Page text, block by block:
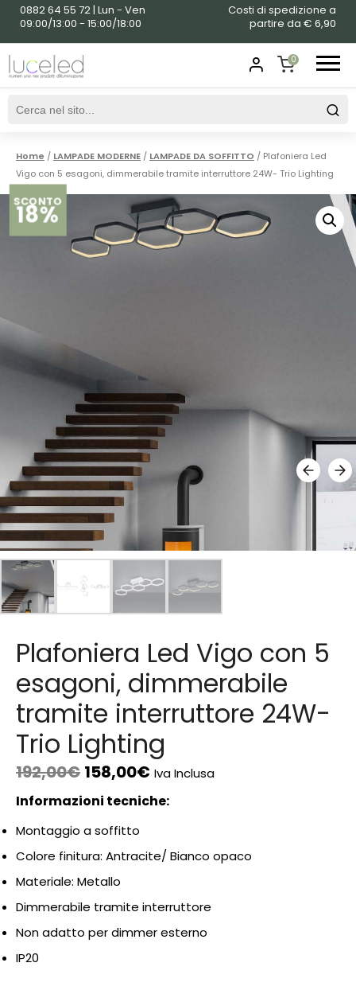
0882 64 55 72 | Lun - Ven
09:00/13:00 - 15:00/18:00
Costi di spedizione a
partire da € 6,90
0
SHOPPING
Home / LAMPADE MODERNE / LAMPADE DA SOFFITTO / Plafoniera Led
Vigo con 5 esagoni, dimmerabile tramite interruttore 24W- Trio Lighting
SCONTO
18%
Plafoniera Led Vigo con 5
esagoni, dimmerabile
tramite interruttore 24W-
Trio Lighting
192,00€ 158,00€ Iva Inclusa
Informazioni tecniche:
Montaggio a soffitto
Colore finitura: Antracite/ Bianco opaco
Materiale: Metallo
Dimmerabile tramite interruttore
Non adatto per dimmer esterno
IP20